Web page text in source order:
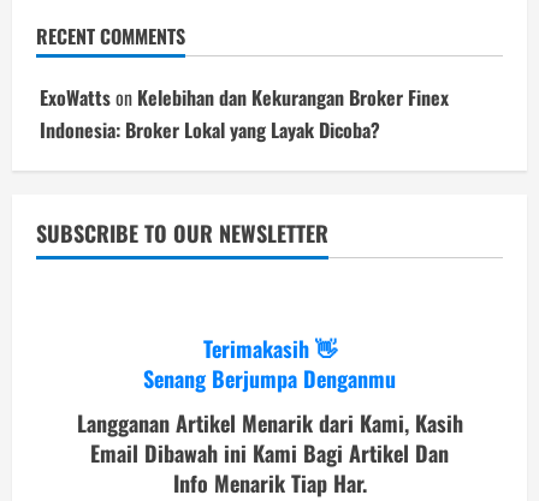
RECENT COMMENTS
ExoWattson Kelebihan dan Kekurangan Broker Finex
Indonesia: Broker Lokal yang Layak Dicoba?
SUBSCRIBE TO OUR NEWSLETTER
Terimakasih 👋
Senang Berjumpa Denganmu
Langganan Artikel Menarik dari Kami, Kasih
Email Dibawah ini Kami Bagi Artikel Dan
Info Menarik Tiap Har.